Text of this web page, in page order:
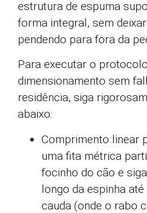
estrutura de espuma
forma integral, sem
pendendo para fora da
Para executar o
dimensionamento sem
residência, siga
abaixo:
Comprimento linear
uma fita métrica
focinho do cão e
longo da espinha
cauda (onde o rabo